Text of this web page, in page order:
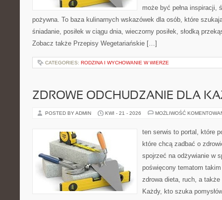
może być pełna inspiracji,
pożywna. To baza kulinarnych wskazówek dla osób, które
śniadanie, posiłek w ciągu dnia, wieczorny posiłek, słodką
Zobacz także Przepisy Wegetariańskie […]
CATEGORIES: RODZINA I WYCHOWANIE W WIERZE
ZDROWE ODCHUDZANIE DLA
POSTED BY ADMIN KWI - 21 - 2026 MOŻLIWOŚĆ
ten serwis to portal, które
które chcą zadbać o
spojrzeć na odżywianie w
poświęcony tematom
zdrowa dieta, ruch, a
Każdy, kto szuka